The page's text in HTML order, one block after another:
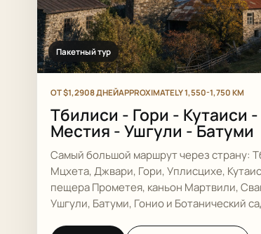
Пакетный тур
ОТ $1,2908 ДНЕЙAPPROXIMATELY 1,550-1,750 KM
Тбилиси - Гори - Кутаиси -
Местия - Ушгули - Батуми
Самый большой маршрут через страну:
Мцхета, Джвари, Гори, Уплисцихе,
пещера Прометея, каньон Мартвили,
Ушгули, Батуми, Гонио и Ботанический